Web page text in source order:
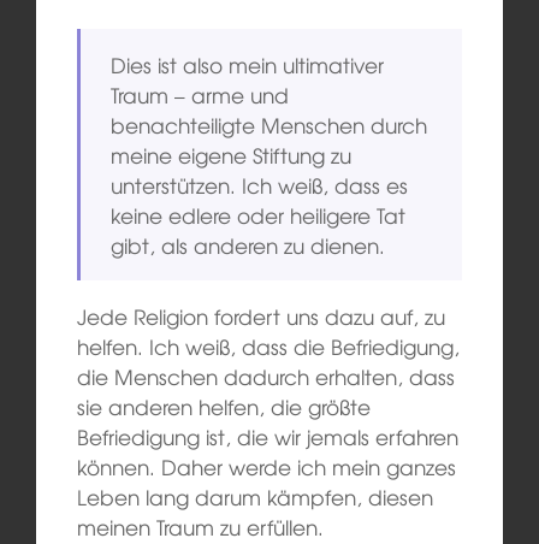
Dies ist also mein ultimativer
Traum – arme und
benachteiligte Menschen durch
meine eigene Stiftung zu
unterstützen. Ich weiß, dass es
keine edlere oder heiligere Tat
gibt, als anderen zu dienen.
Jede Religion fordert uns dazu auf, zu
helfen. Ich weiß, dass die Befriedigung,
die Menschen dadurch erhalten, dass
sie anderen helfen, die größte
Befriedigung ist, die wir jemals erfahren
können. Daher werde ich mein ganzes
Leben lang darum kämpfen, diesen
meinen Traum zu erfüllen.